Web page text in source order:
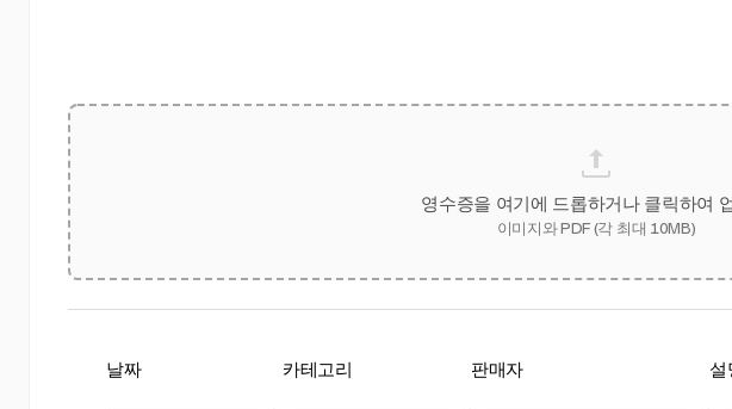
영수증을 여기에 드롭하거나 클릭하여
이미지와 PDF (각 최대 10MB)
날짜 카테고리 판매자 설